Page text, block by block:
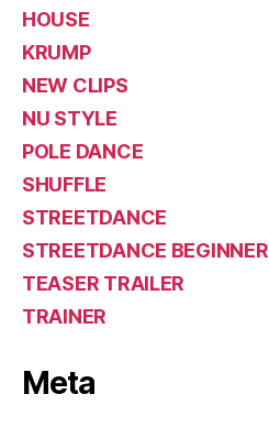
HOUSE
KRUMP
NEW CLIPS
NU STYLE
POLE DANCE
SHUFFLE
STREETDANCE
STREETDANCE BEGINNER
TEASER TRAILER
TRAINER
Meta